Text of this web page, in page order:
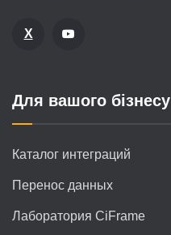
X
Для вашого бізнесу
Каталог интеграций
Перенос данных
Лаборатория CiFrame